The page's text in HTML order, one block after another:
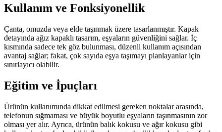
Kullanım ve Fonksiyonellik
Çanta, omuzda veya elde taşınmak üzere tasarlanmıştır. Kapak
detayında ağız kapaklı tasarım, eşyaların güvenliğini sağlar. İç
kısmında sadece tek göz bulunması, düzenli kullanım açısından
avantaj sağlar; fakat, çok sayıda eşya taşımayı planlayanlar için
sınırlayıcı olabilir.
Eğitim ve İpuçları
Ürünün kullanımında dikkat edilmesi gereken noktalar arasında,
telefonun sığmaması ve büyük boyutlu eşyaların taşınmasının zor
olması yer alır. Ayrıca, ürünün balık kokusu ve ağır kokusu gibi